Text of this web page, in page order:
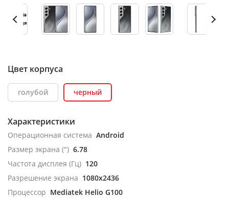
Цвет корпуса
голубой черный
Характеристики
Операционная система Android
Размер экрана (") 6.78
Частота дисплея (Гц) 120
Разрешение экрана 1080x2436
Процессор Mediatek Helio G100